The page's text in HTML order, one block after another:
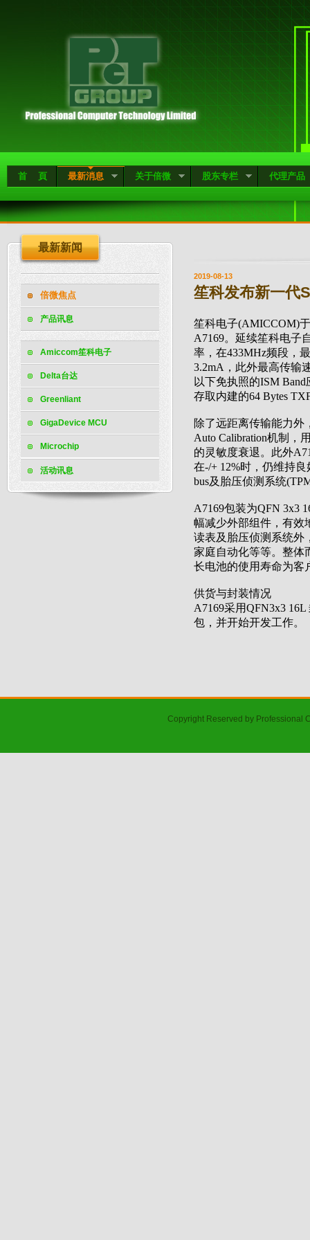
首 頁 最新消息 关于倍微 股东专栏 代理产品
最新新闻
倍微焦点
产品讯息
Amiccom笙科电子
Delta台达
Greenliant
GigaDevice MCU
Microchip
活动讯息
2019-08-13
笙科发布新一代
笙科电子(AMICCOM)于
A7169。延续笙科电子
率，在433MHz频段，
3.2mA ，此外最高传输
以下免执照的ISM Band
存取内建的64 Bytes
除了远距离传输能力外
Auto Calibration机制，
的灵敏度衰退。此外
在-/+ 12%时，仍维持
bus及胎压侦测系统
A7169包装为QFN 3x3
幅减少外部组件，有效
读表及胎压侦测系统外
家庭自动化等等。整体
长电池的使用寿命为客
供货与封装情况
A7169采用QFN3x3 16L
包，并开始开发工作。
Copyright Reserved by Professional